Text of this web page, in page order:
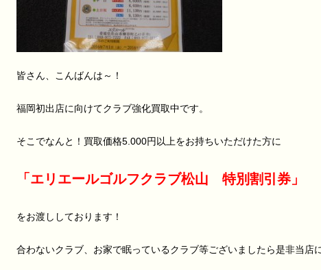
皆さん、こんばんは～！
福岡初出店に向けてクラブ強化買取中です。
そこでなんと！買取価格5.000円以上をお持ちいただけた方に
「エリエールゴルフクラブ松山 特別割引券」
をお渡ししております！
合わないクラブ、お家で眠っているクラブ等ございましたら是非当店